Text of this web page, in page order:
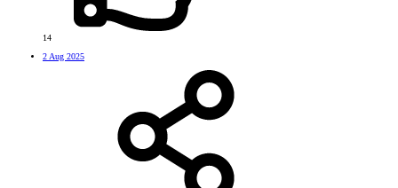
14
2 Aug 2025